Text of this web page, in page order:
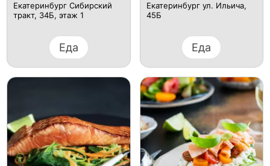
Екатеринбург Сибирский
тракт, 34Б, этаж 1
Еда
Екатеринбург ул. Ильича,
45Б
Еда